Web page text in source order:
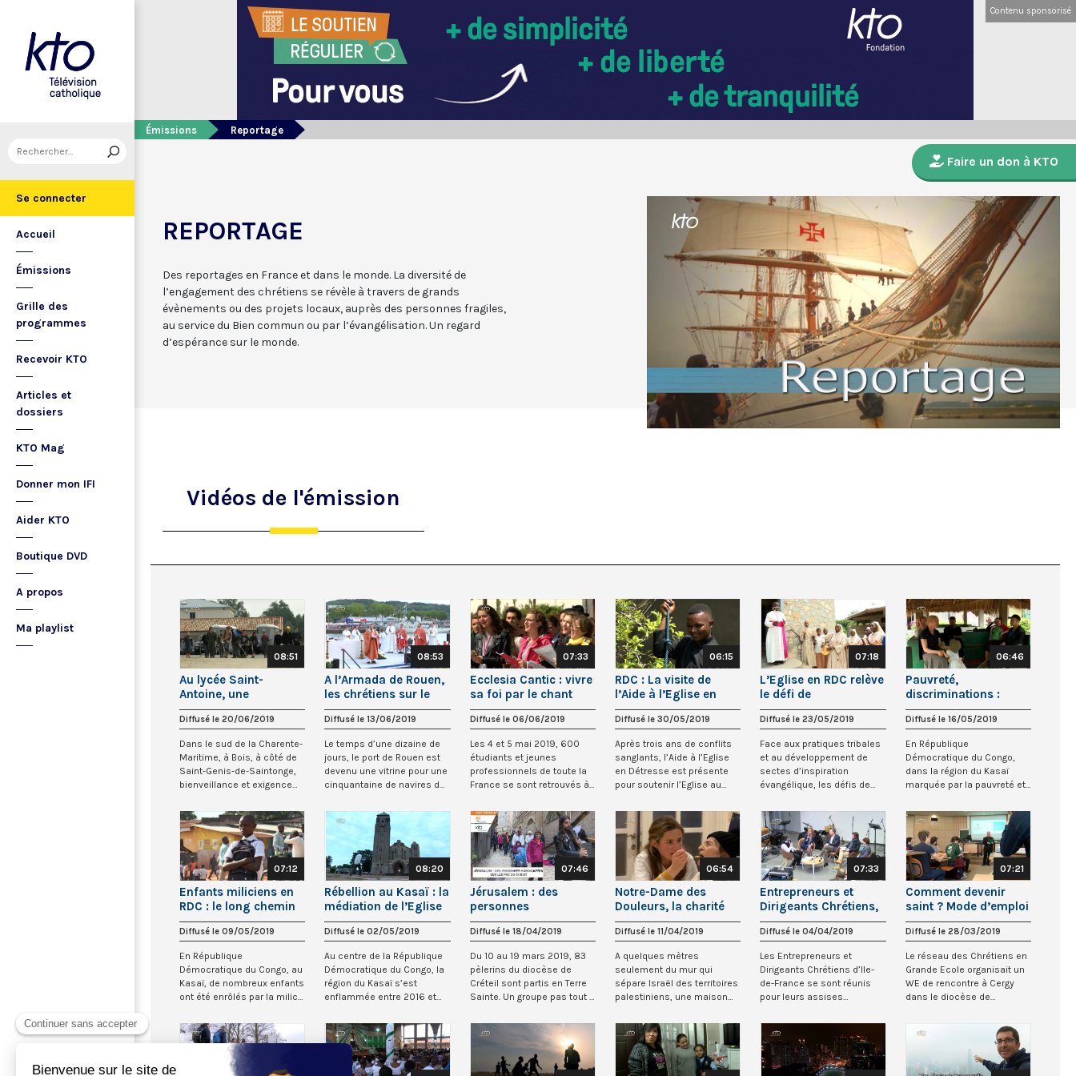
Se connecter
Accueil
Émissions
Grille des
programmes
Recevoir KTO
Articles et
dossiers
KTO Mag
Donner mon IFI
Aider KTO
Boutique DVD
A propos
Ma playlist
Contenu sponsorisé
Émissions Reportage
Faire un don à KTO
REPORTAGE
Des reportages en France et dans le monde. La diversité de
l’engagement des chrétiens se révèle à travers de grands
évènements ou des projets locaux, auprès des personnes fragiles,
au service du Bien commun ou par l’évangélisation. Un regard
d’espérance sur le monde.
Vidéos de l'émission
08:51
Au lycée Saint-
Antoine, une
deuxième chance en
pleine nature
Diffusé le 20/06/2019
Dans le sud de la Charente-
Maritime, à Bois, à côté de
Saint-Genis-de-Saintonge,
bienveillance et exigence
08:53
A l’Armada de Rouen,
les chrétiens sur le
pont !
Diffusé le 13/06/2019
Le temps d’une dizaine de
jours, le port de Rouen est
devenu une vitrine pour une
cinquantaine de navires du
07:33
Ecclesia Cantic : vivre
sa foi par le chant
Diffusé le 06/06/2019
Les 4 et 5 mai 2019, 600
étudiants et jeunes
professionnels de toute la
France se sont retrouvés à
06:15
RDC : La visite de
l’Aide à l’Eglise en
Détresse
Diffusé le 30/05/2019
Après trois ans de conflits
sanglants, l’Aide à l’Eglise
en Détresse est présente
pour soutenir l’Eglise au
07:18
L’Eglise en RDC relève
le défi de
l’évangélisation
Diffusé le 23/05/2019
Face aux pratiques tribales
et au développement de
sectes d’inspiration
évangélique, les défis de
06:46
Pauvreté,
discriminations :
l’Eglise sur le front de
la charité en
République
Démocratique du
Congo
Diffusé le 16/05/2019
En République
Démocratique du Congo,
dans la région du Kasaï
marquée par la pauvreté et
07:12
Enfants miliciens en
RDC : le long chemin
de la reconstruction
Diffusé le 09/05/2019
En République
Démocratique du Congo, au
Kasaï, de nombreux enfants
ont été enrôlés par la milice
08:20
Rébellion au Kasaï : la
médiation de l’Eglise
catholique
Diffusé le 02/05/2019
Au centre de la République
Démocratique du Congo, la
région du Kasaï s’est
enflammée entre 2016 et
07:46
Jérusalem : des
personnes
handicapées sur les
pas du Christ
Diffusé le 18/04/2019
Du 10 au 19 mars 2019, 83
pèlerins du diocèse de
Créteil sont partis en Terre
Sainte. Un groupe pas tout à
06:54
Notre-Dame des
Douleurs, la charité
au coeur de
Jérusalem-Est
Diffusé le 11/04/2019
A quelques mètres
seulement du mur qui
sépare Israël des territoires
palestiniens, une maison
07:33
Entrepreneurs et
Dirigeants Chrétiens,
la technologie au
service de l’Homme
Diffusé le 04/04/2019
Les Entrepreneurs et
Dirigeants Chrétiens d’Ile-
de-France se sont réunis
pour leurs assises
07:21
Comment devenir
saint ? Mode d’emploi
Diffusé le 28/03/2019
Le réseau des Chrétiens en
Grande Ecole organisait un
WE de rencontre à Cergy
dans le diocèse de